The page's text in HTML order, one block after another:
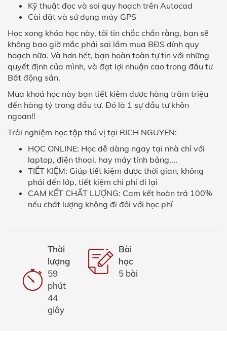
Kỹ thuật đọc và soi quy hoạch trên Autocad
Cài đặt và sử dụng máy GPS
Học xong khóa học này, tôi tin chắc chắn rằng, bạn sẽ
không bao giờ mắc phải sai lầm mua BĐS dính quy
hoạch nữa. Và hơn hết, bạn hoàn toàn tự tin với những
quyết định của mình, và đạt lợi nhuận cao trong đầu tư
Bất động sản.
Mua khoá học này bạn tiết kiệm được hàng trăm triệu
đến hàng tỷ trong đầu tư. Đó là 1 sự đầu tư khôn
ngoan!!
Trải nghiệm học tập thú vị tại RICH NGUYEN:
HỌC ONLINE: Học dễ dàng ngay tại nhà chỉ với
laptop, điện thoại, hay máy tính bảng,...
TIẾT KIỆM: Giúp tiết kiệm được thời gian, không
phải đến lớp, tiết kiệm chi phí đi lại
CAM KẾT CHẤT LƯỢNG: Cam kết hoàn trả 100%
nếu chất lượng không đi đôi với học phí
Thời
lượng
59
phút
44
giây
Bài
học
5 bài